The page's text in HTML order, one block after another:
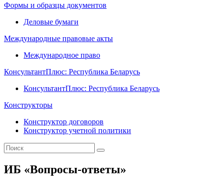
Формы и образцы документов
Деловые бумаги
Международные правовые акты
Международное право
КонсультантПлюс: Республика Беларусь
КонсультантПлюс: Республика Беларусь
Конструкторы
Конструктор договоров
Конструктор учетной политики
ИБ «Вопросы-ответы»